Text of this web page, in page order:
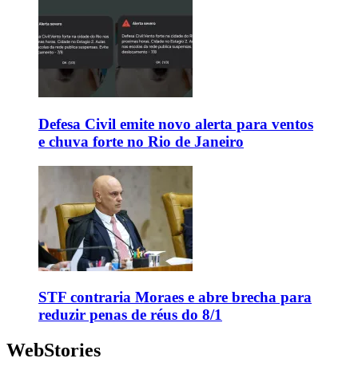
Defesa Civil emite novo alerta para ventos
e chuva forte no Rio de Janeiro
STF contraria Moraes e abre brecha para
reduzir penas de réus do 8/1
WebStories